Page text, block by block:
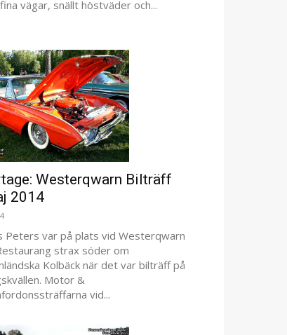
vägar, snällt höstväder och...
Westerqwarn Bilträff
2014
Peters var på plats vid Westerqwarn
strax söder om
Kolbäck när det var bilträff på
Motor &
vid...